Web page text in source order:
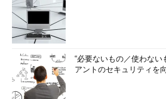
“必要ないもの／使わない
アントのセキュリティを